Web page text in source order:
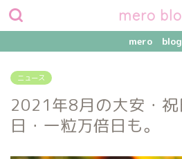
mero
mero blog
ニュース
2021年8月の大安・
日・一粒万倍日も。